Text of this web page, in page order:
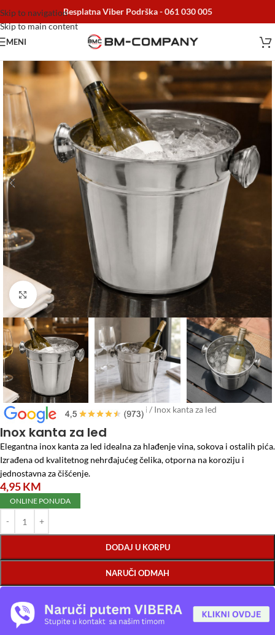
Skip to navigation
Skip to main content
Besplatna Viber Podrška -061 030 005
MENI
Click to enlarge
Početna/Posuđe / Kante, korpe, lavori / Inox kanta za led
Inox kanta za led
Elegantna inox kanta za led idealna za hlađenje vina, sokova i ostalih pića.
Izrađena od kvalitetnog nehrđajućeg čelika, otporna na koroziju i
jednostavna za čišćenje.
4,95KM
ONLINE PONUDA
DODAJ U KORPU
NARUČI ODMAH